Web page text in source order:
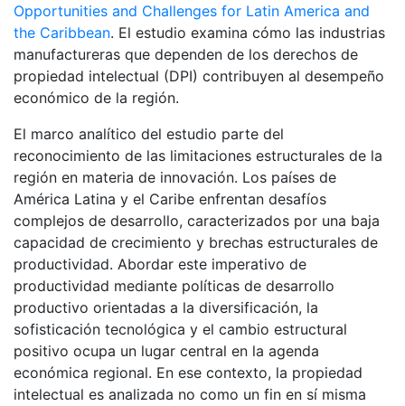
Opportunities and Challenges for Latin America and
the Caribbean. El estudio examina cómo las industrias
manufactureras que dependen de los derechos de
propiedad intelectual (DPI) contribuyen al desempeño
económico de la región.
El marco analítico del estudio parte del
reconocimiento de las limitaciones estructurales de la
región en materia de innovación. Los países de
América Latina y el Caribe enfrentan desafíos
complejos de desarrollo, caracterizados por una baja
capacidad de crecimiento y brechas estructurales de
productividad. Abordar este imperativo de
productividad mediante políticas de desarrollo
productivo orientadas a la diversificación, la
sofisticación tecnológica y el cambio estructural
positivo ocupa un lugar central en la agenda
económica regional. En ese contexto, la propiedad
intelectual es analizada no como un fin en sí misma